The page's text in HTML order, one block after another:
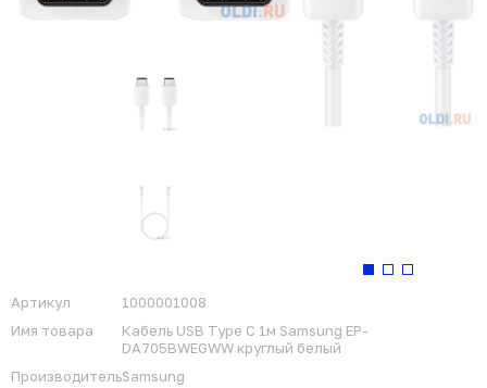
Артикул
1000001008
Имя товара
Кабель USB Type C 1м Samsung EP-
DA705BWEGWW круглый белый
ПроизводительSamsung